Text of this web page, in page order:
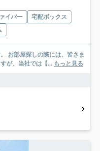
イバー
宅配ボックス
ま
が、当社では【... もっと見る